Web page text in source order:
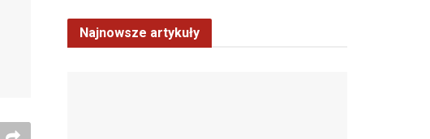
Najnowsze artykuły